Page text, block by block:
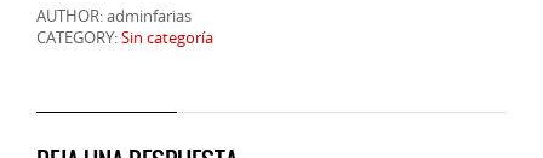
AUTHOR: adminfarias
CATEGORY:Sin categoría